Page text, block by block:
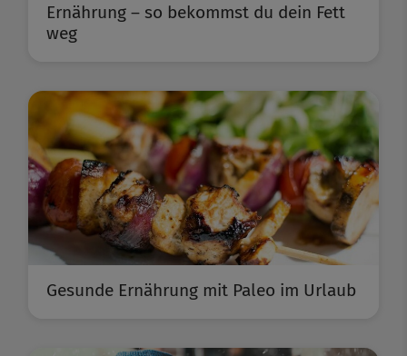
Ernährung – so bekommst du dein Fett
weg
Gesunde Ernährung mit Paleo im Urlaub